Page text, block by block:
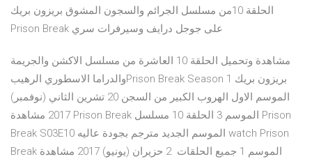
الحلقة 10من مسلسل الجرائم والسجون المشوق بريزون بريك
Prison Break على جوجل درايف وسيرفرات سري
مشاهدة وتحميل الحلقة 10 العاشرة من مسلسل الاكشن والجريمة
والدراما الاسطوري الرهيبPrison Break Season 1 بريزون بريك
الموسم الاول الهروب الكبير من السجن 20 تشرين الثاني (نوفمبر)
2017 مشاهدة Prison Break الموسم 3 الحلقة 10 مسلسل Prison
Break S03E10 الموسم الجديد مترجم بجودة عاليه watch Prison
Break الموسم 1 جميع الحلقات 2 حزيران (يونيو) 2017 مشاهدة